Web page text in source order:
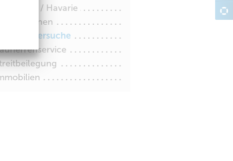
Störungen / Havarie
Informationen
Handwerkersuche